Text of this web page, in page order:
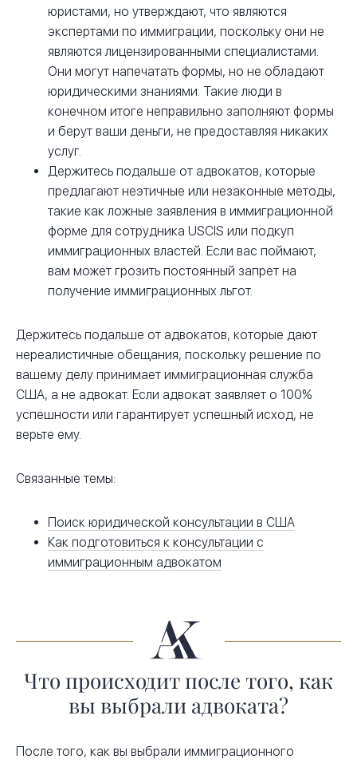
юристами, но утверждают, что являются
экспертами по иммиграции, поскольку они не
являются лицензированными специалистами.
Они могут напечатать формы, но не обладают
юридическими знаниями. Такие люди в
конечном итоге неправильно заполняют формы
и берут ваши деньги, не предоставляя никаких
услуг.
Держитесь подальше от адвокатов, которые
предлагают неэтичные или незаконные методы,
такие как ложные заявления в иммиграционной
форме для сотрудника USCIS или подкуп
иммиграционных властей. Если вас поймают,
вам может грозить постоянный запрет на
получение иммиграционных льгот.
Держитесь подальше от адвокатов, которые дают
нереалистичные обещания, поскольку решение по
вашему делу принимает иммиграционная служба
США, а не адвокат. Если адвокат заявляет о 100%
успешности или гарантирует успешный исход, не
верьте ему.
Связанные темы:
Поиск юридической консультации в США
Как подготовиться к консультации с
иммиграционным адвокатом
Что происходит после того, как
вы выбрали адвоката?
После того, как вы выбрали иммиграционного